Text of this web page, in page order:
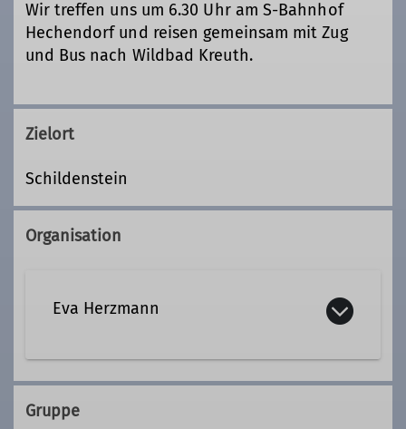
Wir treffen uns um 6.30 Uhr am S-Bahnhof
Hechendorf und reisen gemeinsam mit Zug
und Bus nach Wildbad Kreuth.
Zielort
Schildenstein
Organisation
Eva Herzmann
Kontakt aufnehmen
Gruppe